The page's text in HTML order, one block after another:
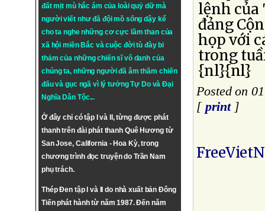
đất mịt mù hắc ám của loài quỷ dữ mà
người viết như đã đội mồ sống dậy kể
cho ta nghe những cơ cực lầm than của
xã hội miền Bắc và cuộc đời tù đày bi
thảm của những chiến sĩ vô danh của
chúng ta, những người đã âm thầm chiến
đấu và gục ngã vì lý tưởngTự DovàĐại
Nghĩa Dân Tộc...
Ở đây chỉ có tập I và II, từng được phát
thanh trên đài phát thanh Quê Hương từ
San Jose, California - Hoa Kỳ, trong
chương trình đọc truyện do Trần Nam
phụ trách.
Thép Đen tập I và II do nhà xuất bản Đông
Tiến phát hành từ năm 1987. Đến năm
lệnh của
đảng
họp với
trong
{nl}{nl}
Posted on
[ print]